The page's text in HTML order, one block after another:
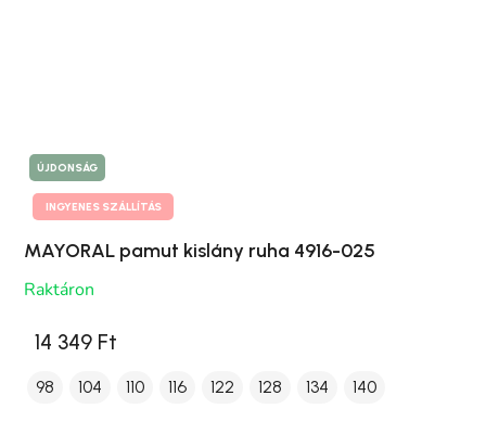
ÚJDONSÁG
INGYENES SZÁLLÍTÁS
MAYORAL pamut kislány ruha 4916-025
Raktáron
14 349 Ft
98 104 110 116 122 128 134 140